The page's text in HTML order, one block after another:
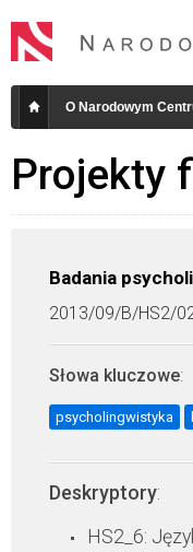
O Narodowym
Projekty
Badania
2013/09/B/HS2/
Słowa kluczowe:
psycholingwistyka
Deskryptory:
HS2_6: